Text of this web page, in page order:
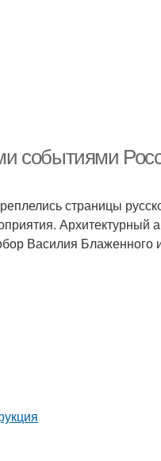
событиями
страницы
Архитектурный
Василия Блаженного